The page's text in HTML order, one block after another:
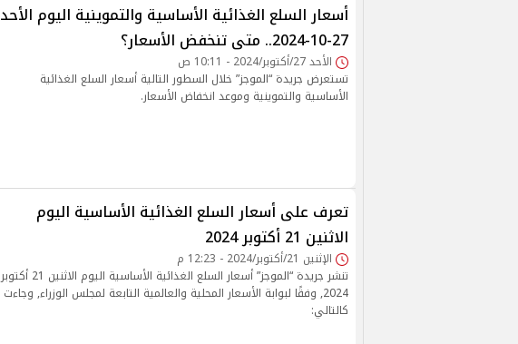
أسعار السلع الغذائية الأساسية والتموينية اليوم الأحد
27-10-2024.. متى تنخفض الأسعار؟
الأحد 27/أكتوبر/2024 - 10:11 ص
تستعرض جريدة “الموجز” خلال السطور التالية أسعار السلع الغذائية
الأساسية والتموينية وموعد انخفاض الأسعار.
تعرف على أسعار السلع الغذائية الأساسية اليوم
الاثنين 21 أكتوبر 2024
الإثنين 21/أكتوبر/2024 - 12:23 م
تنشر جريدة “الموجز” أسعار السلع الغذائية الأساسية اليوم الاثنين 21 أكتوبر
2024, وفقًا لبوابة الأسعار المحلية والعالمية التابعة لمجلس الوزراء, وجاءت
كالتالي: